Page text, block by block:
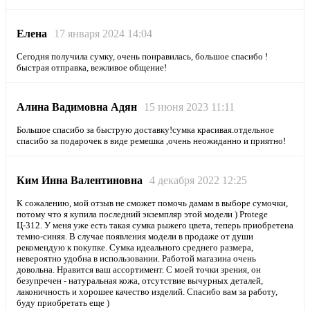
Елена 17 января 2024 14:04
Сегодня получила сумку, очень понравилась, большое спасибо !
быстрая отправка, вежливое общение!
Алина Вадимовна Адян 15 июня 2023 11:11
Большое спасибо за быструю доставку!сумка красивая.отдельное
спасибо за подарочек в виде ремешка ,очень неожиданно и приятно!
Ким Инна Валентиновна 4 декабря 2022 12:25
К сожалению, мой отзыв не сможет помочь дамам в выборе сумочки,
потому что я купила последний экземпляр этой модели ) Protege
Ц-312. У меня уже есть такая сумка рыжего цвета, теперь приобретена
темно-синяя. В случае появления модели в продаже от души
рекомендую к покупке. Сумка идеального среднего размера,
невероятно удобна в использовании. Работой магазина очень
довольна. Нравится ваш ассортимент. С моей точки зрения, он
безупречен - натуральная кожа, отсутствие вычурных деталей,
лаконичность и хорошее качество изделий. Спасибо вам за работу,
буду приобретать еще )